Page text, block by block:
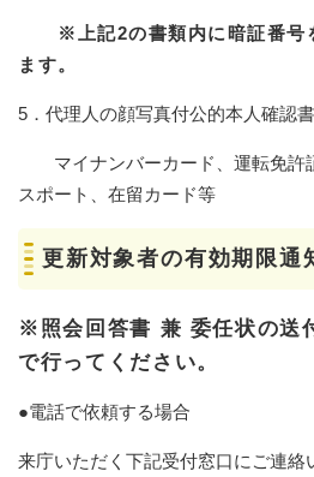
※上記2の書類内に暗証番号
ます。
5．代理人の顔写真付公的本人確認
マイナンバーカード、運転免許
スポート、在留カード等
更新対象者の有効期限通
※照会回答書 兼 委任状の送
で行ってください。
●電話で依頼する場合
来庁いただく下記受付窓口にご連絡